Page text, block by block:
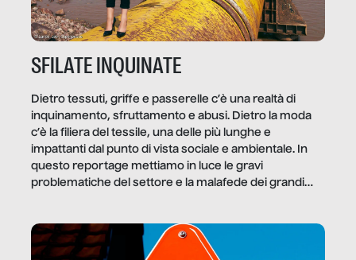
SFILATE INQUINATE
Dietro tessuti, griffe e passerelle c’è una realtà di
inquinamento, sfruttamento e abusi. Dietro la moda
c’è la filiera del tessile, una delle più lunghe e
impattanti dal punto di vista sociale e ambientale. In
questo reportage mettiamo in luce le gravi
problematiche del settore e la malafede dei grandi